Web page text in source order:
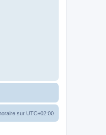
sur UTC+02:00